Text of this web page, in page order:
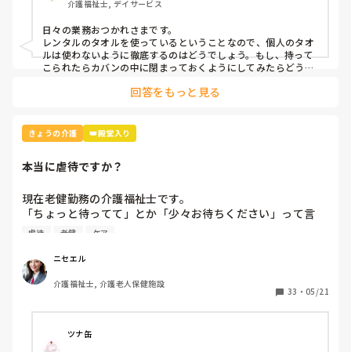
介護福祉士, デイサービス
日々の業務おつかれさまです。
レンタルのタオルを使っているということなので、個人のタオ
ルは使わないように徹底するのはどうでしょう。もし、持って
こられたらカバンの中に閉まっておくようにしてみたらどうで
回答をもっと見る
きょうの介護 👑殿堂入り
本当に虐待ですか？
現在老健勤務の介護福祉士です。
「ちょっと待ってて」とか「少々お待ちください」って言
葉、よく使いませんか？私の施設ではこの言葉は「利用者本
つまり虐待と同じ枠組みです。
そんなに悪い言葉ですか？むしろ必要な言葉だと思うのです
がいかがでしょう？
虐待 老健 ケア
ニセエル
介護福祉士, 介護老人保健施設
33 ・ 05/21
ツナ缶